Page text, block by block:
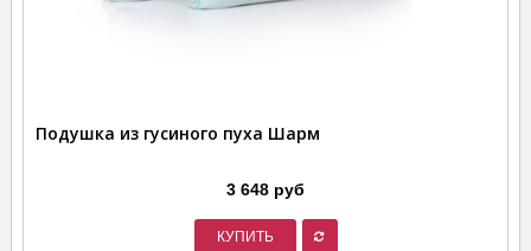
Подушка из гусиного пуха Шарм
3 648 руб
КУПИТЬ